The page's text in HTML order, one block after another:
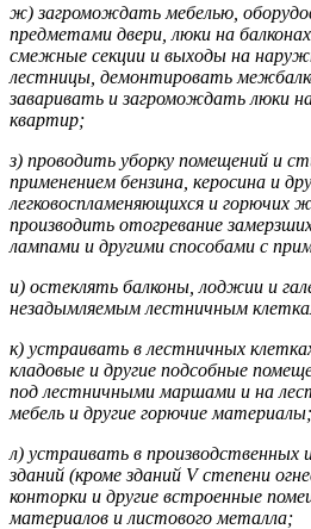
ж) загромождать мебелью,
предметами двери, люки на
смежные секции и выходы на
лестницы, демонтировать
заваривать и загромождать люки
квартир;
з) проводить уборку помещений и
применением бензина, керосина и
легковоспламеняющихся и горючих
производить отогревание
лампами и другими способами с
и) остеклять балконы, лоджии и
незадымляемым лестничным
к) устраивать в лестничных
кладовые и другие подсобные
под лестничными маршами и на
мебель и другие горючие материалы;
л) устраивать в производственных
зданий (кроме зданий V степени
конторки и другие встроенные
материалов и листового металла;